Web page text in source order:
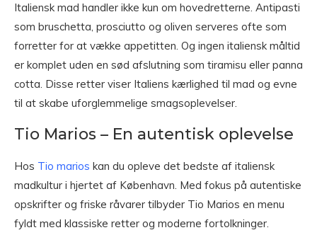
Italiensk mad handler ikke kun om hovedretterne. Antipasti
som bruschetta, prosciutto og oliven serveres ofte som
forretter for at vække appetitten. Og ingen italiensk måltid
er komplet uden en sød afslutning som tiramisu eller panna
cotta. Disse retter viser Italiens kærlighed til mad og evne
til at skabe uforglemmelige smagsoplevelser.
Tio Marios – En autentisk oplevelse
Hos Tio marios kan du opleve det bedste af italiensk
madkultur i hjertet af København. Med fokus på autentiske
opskrifter og friske råvarer tilbyder Tio Marios en menu
fyldt med klassiske retter og moderne fortolkninger.